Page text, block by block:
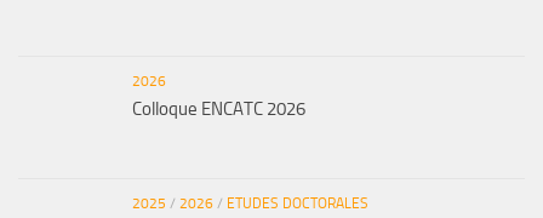
2026
Colloque ENCATC 2026
2025 / 2026 / ETUDES DOCTORALES